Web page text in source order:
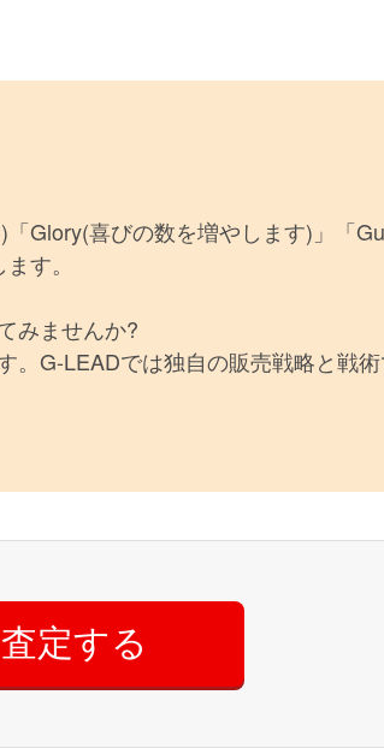
Glory(喜びの数を増やします)」「
す。
みませんか?
。G-LEADでは独自の販売戦略と戦